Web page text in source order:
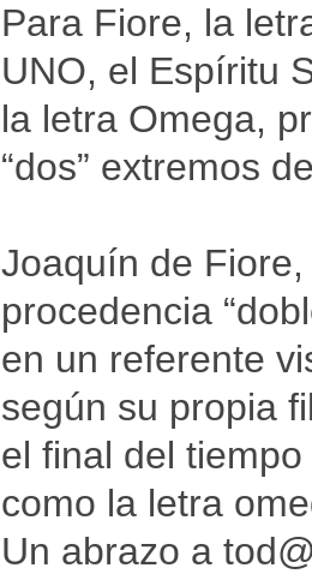
Para Fiore, la
UNO, el Espíritu
la letra Omega,
“dos” extremos
Joaquín de
procedencia
en un referente
según su propia
el final del
como la letra
Un abrazo a